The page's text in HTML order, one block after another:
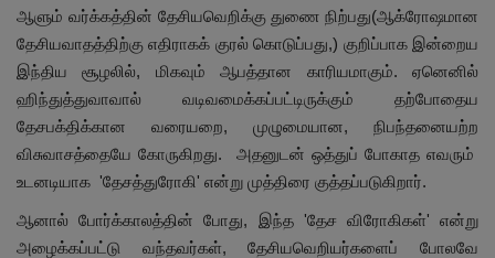
ஆளும் வர்க்கத்தின் தேசியவெறிக்கு துணை நிற்பது(ஆக்ரோஷமான
தேசியவாதத்திற்கு எதிராகக் குரல் கொடுப்பது,) குறிப்பாக இன்றைய
இந்திய சூழலில், மிகவும் ஆபத்தான காரியமாகும். ஏனெனில்
ஹிந்துத்துவாவால் வடிவமைக்கப்பட்டிருக்கும் தற்போதைய
தேசபக்திக்கான வரையறை, முழுமையான, நிபந்தனையற்ற
விசுவாசத்தையே கோருகிறது. அதனுடன் ஒத்துப் போகாத எவரும்
உடனடியாக 'தேசத்துரோகி' என்று முத்திரை குத்தப்படுகிறார்.
ஆனால் போர்க்காலத்தின் போது, இந்த 'தேச விரோகிகள்' என்று
அழைக்கப்பட்டு வந்தவர்கள், தேசியவெறியர்களைப் போலவே